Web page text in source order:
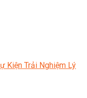
Kiện Trải Nghiệm Lý